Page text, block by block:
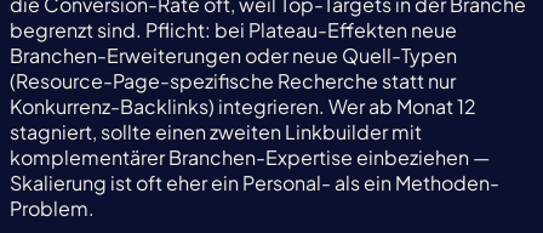
begrenzt sind. Pflicht: bei Plateau-Effekten neue
Branchen-Erweiterungen oder neue Quell-Typen
(Resource-Page-spezifische Recherche statt nur
Konkurrenz-Backlinks) integrieren. Wer ab Monat 12
stagniert, sollte einen zweiten Linkbuilder mit
komplementärer Branchen-Expertise einbeziehen —
Skalierung ist oft eher ein Personal- als ein Methoden-
Problem.